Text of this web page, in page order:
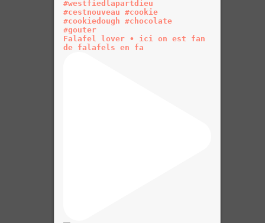
Falafel lover • ici on est fan
de falafels en fa